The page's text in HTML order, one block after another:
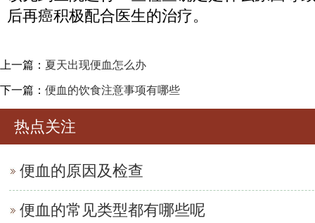
后再癌积极配合医生的治疗。
上一篇： 夏天出现便血怎么办
下一篇： 便血的饮食注意事项有哪些
热点关注
便血的原因及检查
便血的常见类型都有哪些呢